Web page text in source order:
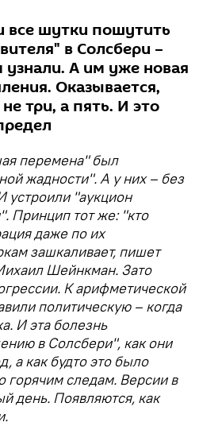
все шутки пошутить
в Солсбери –
узнали. А им уже новая
Оказывается,
три, а пять. И это
перемена" был
жадности". А у них – без
"аукцион
Принцип тот же: "кто
даже по их
зашкаливает, пишет
Шейнкман. Зато
К арифметической
политическую – когда
И эта болезнь
в Солсбери", как они
а как будто это было
горячим следам. Версии в
день. Появляются, как